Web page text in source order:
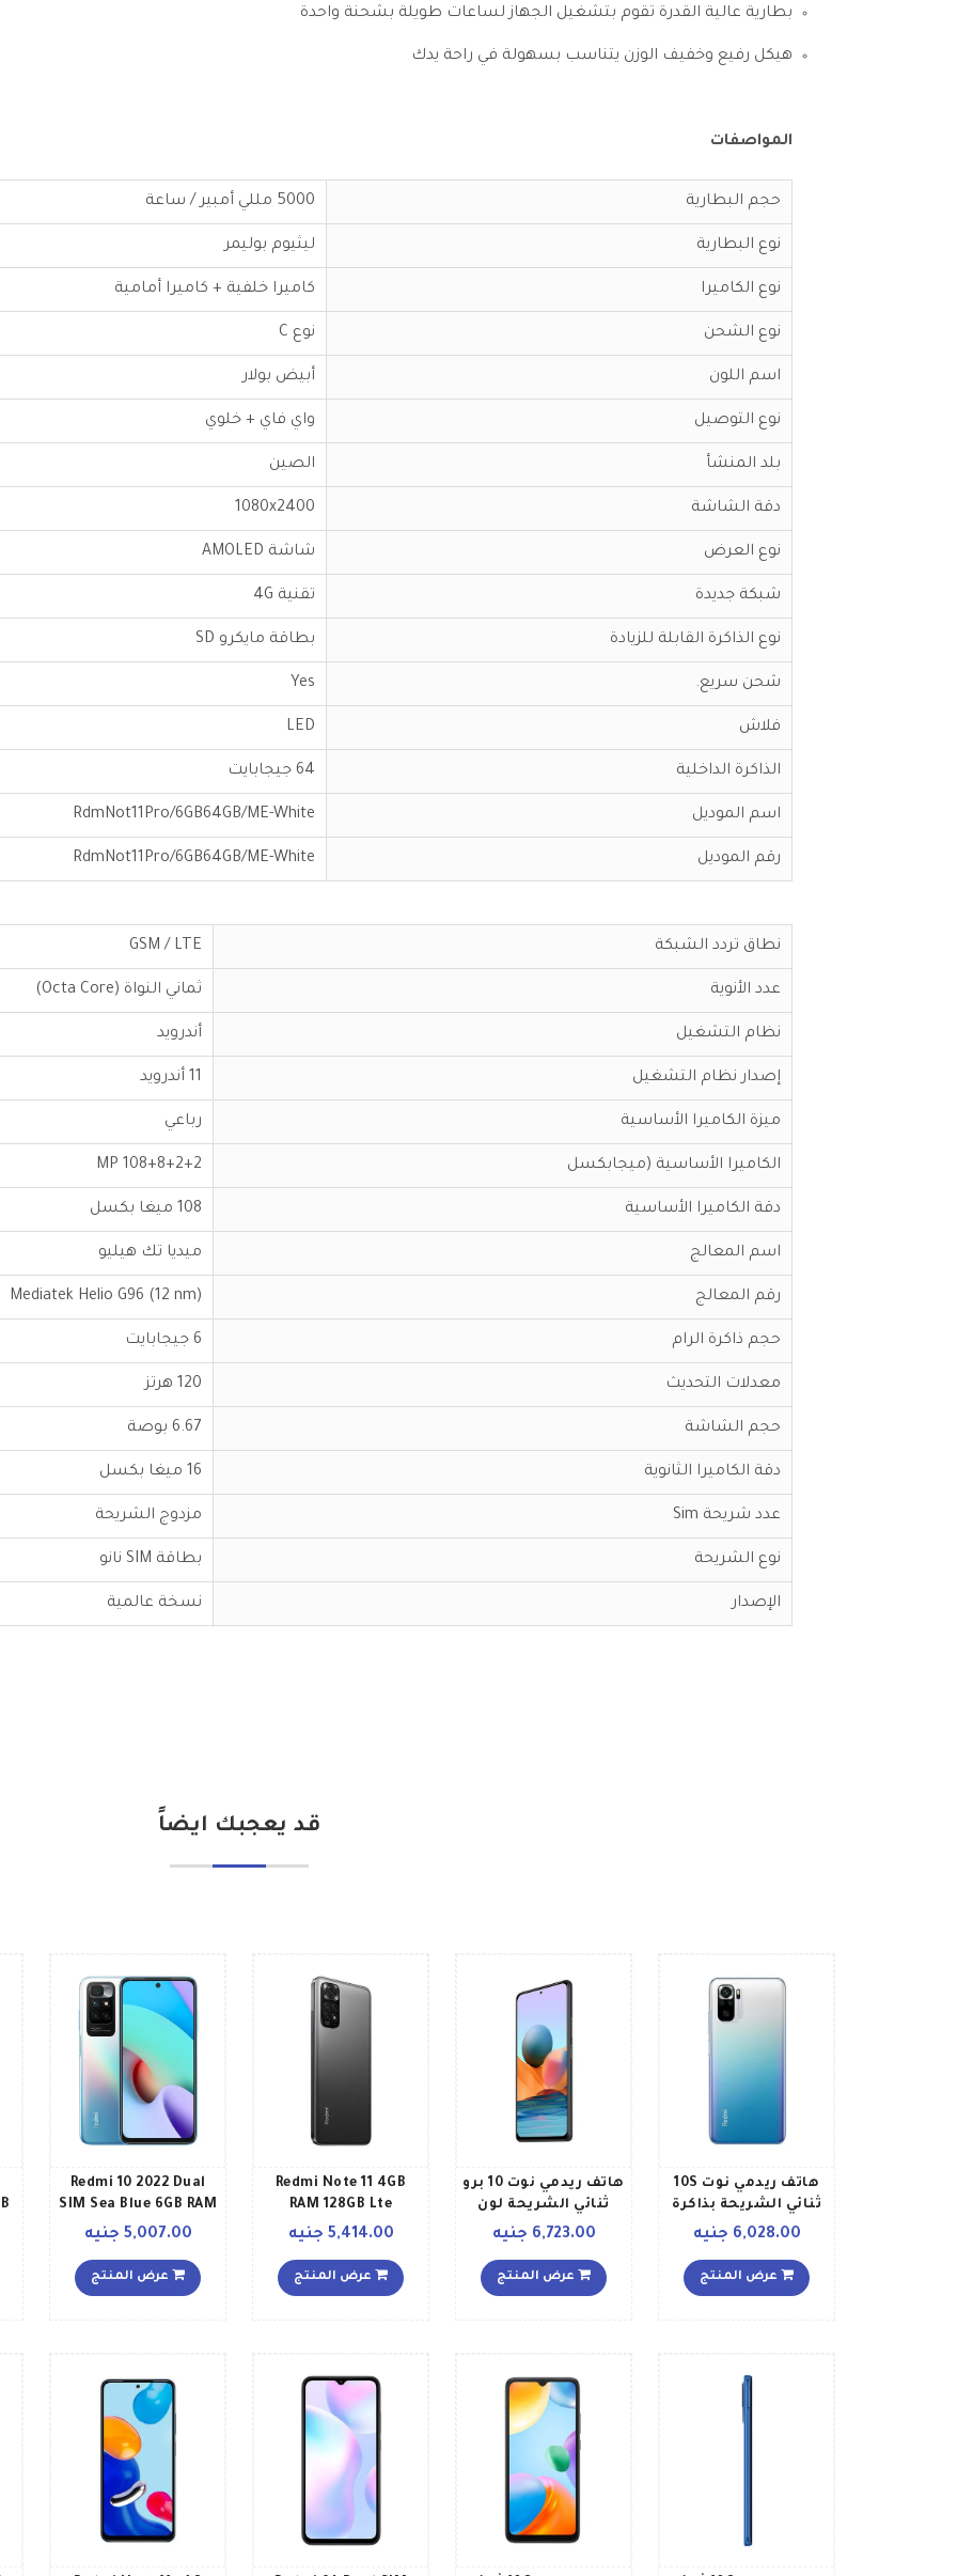
بطارية عالية القدرة تقوم بتشغيل الجهاز لساعات طويلة بشحنة واحدة
هيكل رفيع وخفيف الوزن يتناسب بسهولة في راحة يدك
المواصفات
حجم البطارية 5000 مللي أمبير / ساعة
نوع البطارية ليثيوم بوليمر
نوع الكاميرا كاميرا خلفية + كاميرا أمامية
نوع الشحن نوع C
اسم اللون أبيض بولار
نوع التوصيل واي فاي + خلوي
بلد المنشأ الصين
دقة الشاشة 1080x2400
نوع العرض شاشة AMOLED
شبكة جديدة تقنية 4G
نوع الذاكرة القابلة للزيادة بطاقة مايكرو SD
شحن سريع. Yes
فلاش LED
الذاكرة الداخلية 64 جيجابايت
اسم الموديل RdmNot11Pro/6GB64GB/ME-White
رقم الموديل RdmNot11Pro/6GB64GB/ME-White
نطاق تردد الشبكة GSM / LTE
عدد الأنوية ثماني النواة (Octa Core)
نظام التشغيل أندرويد
إصدار نظام التشغيل 11 أندرويد
ميزة الكاميرا الأساسية رباعي
الكاميرا الأساسية (ميجابكسل 108+8+2+2 MP
دقة الكاميرا الأساسية 108 ميغا بكسل
اسم المعالج ميديا تك هيليو
رقم المعالج Mediatek Helio G96 (12 nm)
حجم ذاكرة الرام 6 جيجابايت
معدلات التحديث 120 هرتز
حجم الشاشة 6.67 بوصة
دقة الكاميرا الثانوية 16 ميغا بكسل
عدد شريحة Sim مزدوج الشريحة
نوع الشريحة بطاقة SIM نانو
الإصدار نسخة عالمية
قد يعجبك ايضاً
هاتف ريدمي نوت 10S
ثنائي الشريحة بذاكرة
رام سعة 8 جيجابايت
جيجابايت يدعم تقنية
4G LTE بلون أزرق
6,028.00 جنيه
عرض المنتج
هاتف ريدمي نوت 10 برو
ثنائي الشريحة لون
رمادي أونيكس بذاكرة
128 جيجابايت يدعم
6,723.00 جنيه
عرض المنتج
Redmi Note 11 4GB
RAM 128GB Lte
Graphite Grey
5,414.00 جنيه
عرض المنتج
Redmi 10 2022 Dual
SIM Sea Blue 6GB RAM
128GB 4G Global
5,007.00 جنيه
عرض المنتج